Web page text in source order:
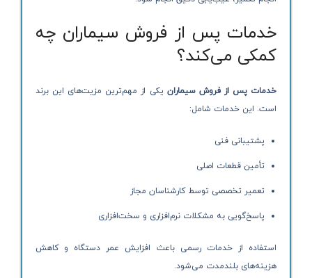
خدمات پس از فروش سیماران چه
کمکی می‌کند؟
خدمات پس از فروش سیماران یکی از مهم‌ترین مزیت‌های این برند
است. این خدمات شامل:
پشتیبانی فنی
تأمین قطعات اصلی
تعمیر تخصصی توسط کارشناسان مجاز
پاسخ‌گویی به مشکلات نرم‌افزاری و سخت‌افزاری
استفاده از خدمات رسمی باعث افزایش عمر دستگاه و کاهش
هزینه‌های بلندمدت می‌شود.